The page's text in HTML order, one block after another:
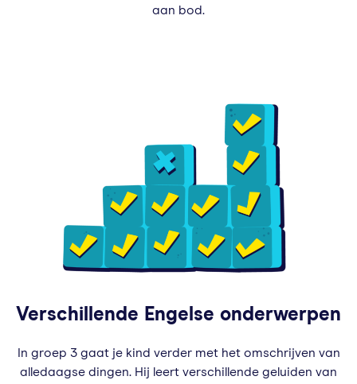
aan bod.
Verschillende Engelse onderwerpen
In groep 3 gaat je kind verder met het omschrijven van
alledaagse dingen. Hij leert verschillende geluiden van